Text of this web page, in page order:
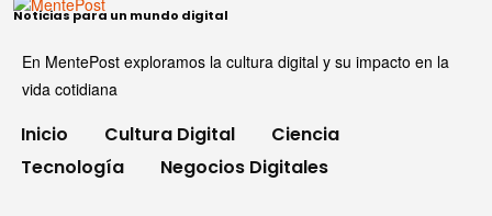
Noticias para un mundo digital
En MentePost exploramos la cultura digital y su impacto en la
vida cotidiana
Inicio Cultura Digital
Ciencia
Tecnología
Negocios Digitales